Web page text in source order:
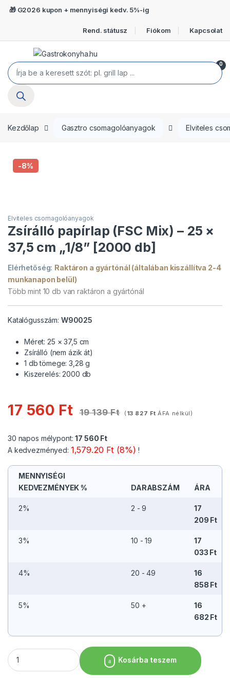
Ugrás a navigációhoz
Ugrás a tartalomra
🎁 G2026 kupon + mennyiségi kedv. 5%-ig
Rend. státusz Fiókom Kapcsolat
Open
0
Termékek keresése
Kezdőlap Gasztro csomagolóanyagok Elviteles
-8%
Elviteles csomagolóanyagok
Zsírálló papírlap (FSC Mix) – 25 ×
37,5 cm „1/8” [2000 db]
Elérhetőség: Raktáron a gyártónál (általában kiszállítva 2-4
munkanapon belül)
Több mint 10 db van raktáron a gyártónál
Katalógusszám: W90025
Méret: 25 × 37,5 cm
Zsírálló (nem ázik át)
1 db tömege: 3,28 g
Kiszerelés: 2000 db
17 560 Ft 19 139Ft ( 13 827 Ft ÁFA nélkül)
30 napos mélypont:17 560 Ft
A kedvezményed: 1,579.20 Ft (8%)!
MENNYISÉGI
KEDVEZMÉNYEK %
DARABSZÁM ÁRA
2% 2 - 9
17
209 Ft
3% 10 - 19
17
033 Ft
4% 20 - 49
16
858 Ft
5% 50 +
16
682 Ft
Zsírálló papírlap (FSC Mix) – 25 × 37,5 cm „1/8” [2000 db]
Kosárba teszem